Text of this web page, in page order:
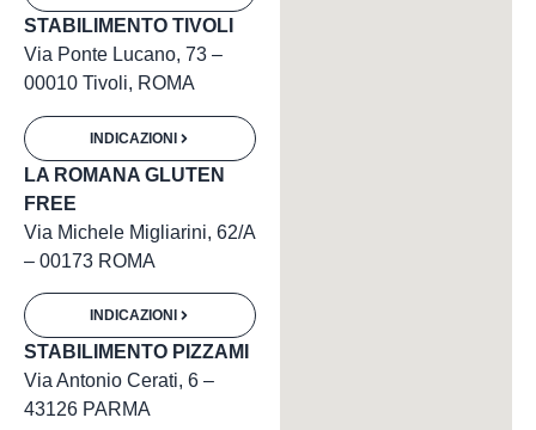
STABILIMENTO TIVOLI
Via Ponte Lucano, 73 –
00010 Tivoli, ROMA
INDICAZIONI
LA ROMANA GLUTEN
FREE
Via Michele Migliarini, 62/A
– 00173 ROMA
INDICAZIONI
STABILIMENTO PIZZAMI
Via Antonio Cerati, 6 –
43126 PARMA